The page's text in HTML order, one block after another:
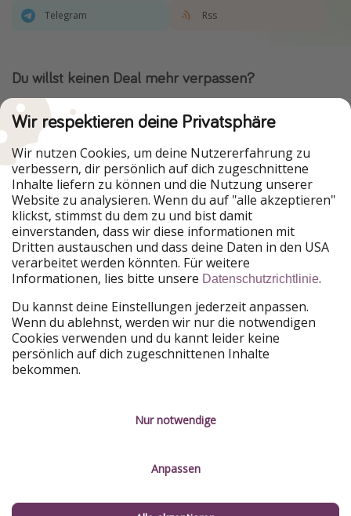
Telegram Rss
Du willst keinen Deal mehr verpassen?
Dann lade unsere App herunter.
Urlaubspiraten ist Teil der HolidayPirates Group
Unsere Märkte
PiratinViaggio
HolidayPirates
VakantiePiraten
WakacyjniPiraci
VoyagesPirates
Ferienpiraten
Urlaubspiraten
ViajerosPiratas
Unsere Gruppe
HolidayPirates Group
Lerne uns kennen
Nachhaltigkeit
Service-Kontrolle
Wir respektieren deine Privatsphäre
Wir nutzen Cookies, um deine Nutzererfahrung zu
verbessern, dir persönlich auf dich zugeschnittene
Inhalte liefern zu können und die Nutzung unserer
Website zu analysieren. Wenn du auf "alle akzeptieren"
klickst, stimmst du dem zu und bist damit
einverstanden, dass wir diese informationen mit
Dritten austauschen und dass deine Daten in den USA
verarbeitet werden könnten. Für weitere
Informationen, lies bitte unsere Datenschutzrichtlinie.
Du kannst deine Einstellungen jederzeit anpassen.
Wenn du ablehnst, werden wir nur die notwendigen
Cookies verwenden und du kannt leider keine
persönlich auf dich zugeschnittenen Inhalte
bekommen.
Nur notwendige
Anpassen